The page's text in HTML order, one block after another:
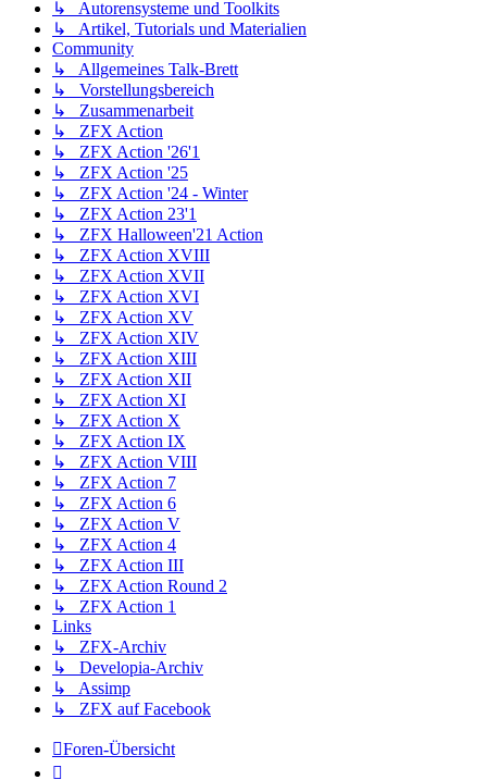
↳ Autorensysteme und Toolkits
↳ Artikel, Tutorials und Materialien
Community
↳ Allgemeines Talk-Brett
↳ Vorstellungsbereich
↳ Zusammenarbeit
↳ ZFX Action
↳ ZFX Action '26'1
↳ ZFX Action '25
↳ ZFX Action '24 - Winter
↳ ZFX Action 23'1
↳ ZFX Halloween'21 Action
↳ ZFX Action XVIII
↳ ZFX Action XVII
↳ ZFX Action XVI
↳ ZFX Action XV
↳ ZFX Action XIV
↳ ZFX Action XIII
↳ ZFX Action XII
↳ ZFX Action XI
↳ ZFX Action X
↳ ZFX Action IX
↳ ZFX Action VIII
↳ ZFX Action 7
↳ ZFX Action 6
↳ ZFX Action V
↳ ZFX Action 4
↳ ZFX Action III
↳ ZFX Action Round 2
↳ ZFX Action 1
Links
↳ ZFX-Archiv
↳ Developia-Archiv
↳ Assimp
↳ ZFX auf Facebook
Foren-Übersicht